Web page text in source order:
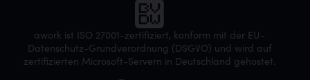
awork ist ISO 27001-zertifiziert, konform mit der EU-
Datenschutz-Grundverordnung (DSGVO) und wird auf
zertifizierten Microsoft-Servern in Deutschland gehostet.